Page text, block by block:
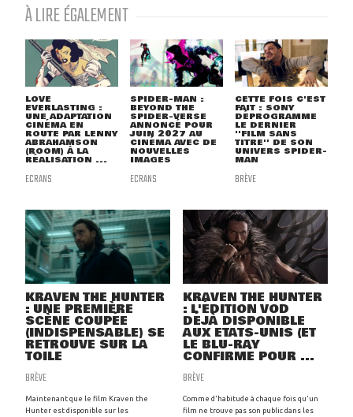
À LIRE ÉGALEMENT
LOVE
EVERLASTING :
UNE ADAPTATION
CINÉMA EN
ROUTE PAR LENNY
ABRAHAMSON
(ROOM) À LA
RÉALISATION ...
ECRANS
SPIDER-MAN :
BEYOND THE
SPIDER-VERSE
ANNONCÉ POUR
JUIN 2027 AU
CINÉMA AVEC DE
NOUVELLES
IMAGES
ECRANS
CETTE FOIS C'EST
FAIT : SONY
DÉPROGRAMME
LE DERNIER
''FILM SANS
TITRE'' DE SON
UNIVERS SPIDER-
MAN
BRÈVE
KRAVEN THE HUNTER
: UNE PREMIÈRE
SCÈNE COUPÉE
(INDISPENSABLE) SE
RETROUVE SUR LA
TOILE
BRÈVE
Maintenant que le film Kraven the
Hunter est disponible sur les
KRAVEN THE HUNTER
: L'ÉDITION VOD
DÉJÀ DISPONIBLE
AUX ETATS-UNIS (ET
LE BLU-RAY
CONFIRMÉ POUR ...
BRÈVE
Comme d'habitude à chaque fois qu'un
film ne trouve pas son public dans les